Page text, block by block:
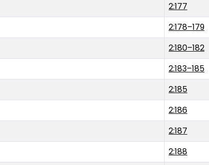
2:177
2:178–179
2:180–182
2:183–185
2:185
2:186
2:187
2:188